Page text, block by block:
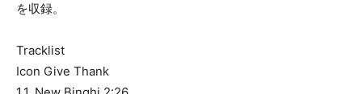
を収録。
Tracklist
Icon Give Thank